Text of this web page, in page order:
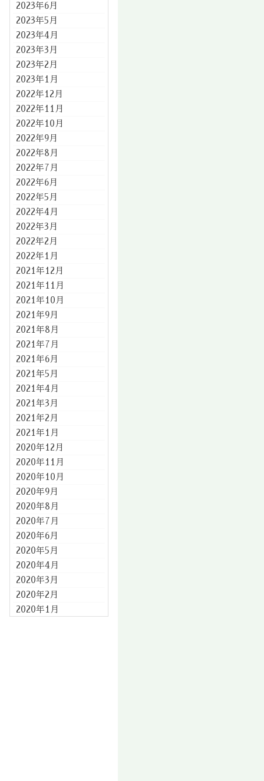
2023年6月
2023年5月
2023年4月
2023年3月
2023年2月
2023年1月
2022年12月
2022年11月
2022年10月
2022年9月
2022年8月
2022年7月
2022年6月
2022年5月
2022年4月
2022年3月
2022年2月
2022年1月
2021年12月
2021年11月
2021年10月
2021年9月
2021年8月
2021年7月
2021年6月
2021年5月
2021年4月
2021年3月
2021年2月
2021年1月
2020年12月
2020年11月
2020年10月
2020年9月
2020年8月
2020年7月
2020年6月
2020年5月
2020年4月
2020年3月
2020年2月
2020年1月